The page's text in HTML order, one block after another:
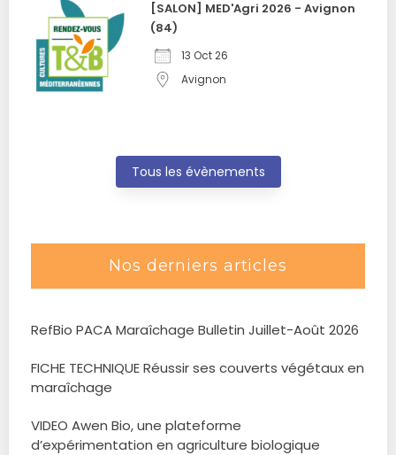
[SALON] MED'Agri 2026 - Avignon
(84)
13 Oct 26
Avignon
Tous les évènements
Nos derniers articles
RefBio PACA Maraîchage Bulletin Juillet-Août 2026
FICHE TECHNIQUE Réussir ses couverts végétaux en
maraîchage
VIDEO Awen Bio, une plateforme
d’expérimentation en agriculture biologique